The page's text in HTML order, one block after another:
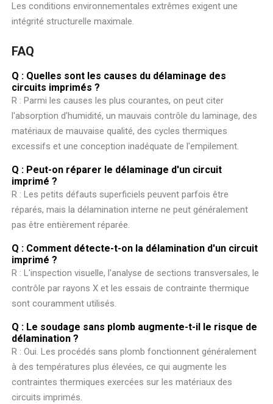
Les conditions environnementales extrêmes exigent une
intégrité structurelle maximale.
FAQ
Q : Quelles sont les causes du délaminage des
circuits imprimés ?
R : Parmi les causes les plus courantes, on peut citer
l'absorption d'humidité, un mauvais contrôle du laminage, des
matériaux de mauvaise qualité, des cycles thermiques
excessifs et une conception inadéquate de l'empilement.
Q : Peut-on réparer le délaminage d'un circuit
imprimé ?
R : Les petits défauts superficiels peuvent parfois être
réparés, mais la délamination interne ne peut généralement
pas être entièrement réparée.
Q : Comment détecte-t-on la délamination d'un circuit
imprimé ?
R : L'inspection visuelle, l'analyse de sections transversales, le
contrôle par rayons X et les essais de contrainte thermique
sont couramment utilisés.
Q : Le soudage sans plomb augmente-t-il le risque de
délamination ?
R : Oui. Les procédés sans plomb fonctionnent généralement
à des températures plus élevées, ce qui augmente les
contraintes thermiques exercées sur les matériaux des
circuits imprimés.